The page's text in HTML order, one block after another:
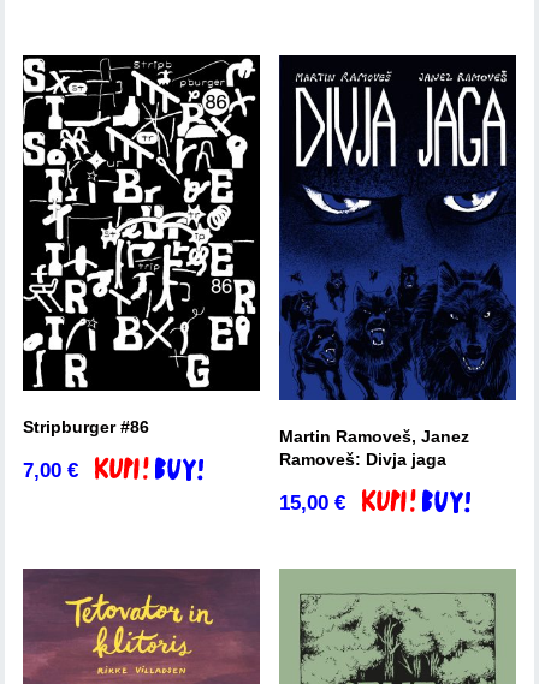
Stripburger #86
7,00€ Dodaj v košarico
Martin Ramoveš, Janez
Ramoveš: Divja jaga
15,00€ Dodaj v košarico